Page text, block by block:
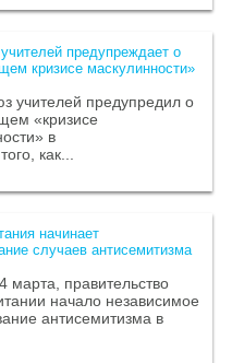
предупреждает о
кризисе маскулинности»
учителей предупредил о
«кризисе
в
как...
начинает
случаев антисемитизма
марта, правительство
начало независимое
антисемитизма в